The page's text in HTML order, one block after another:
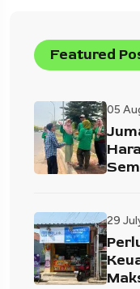
Featured
05
29